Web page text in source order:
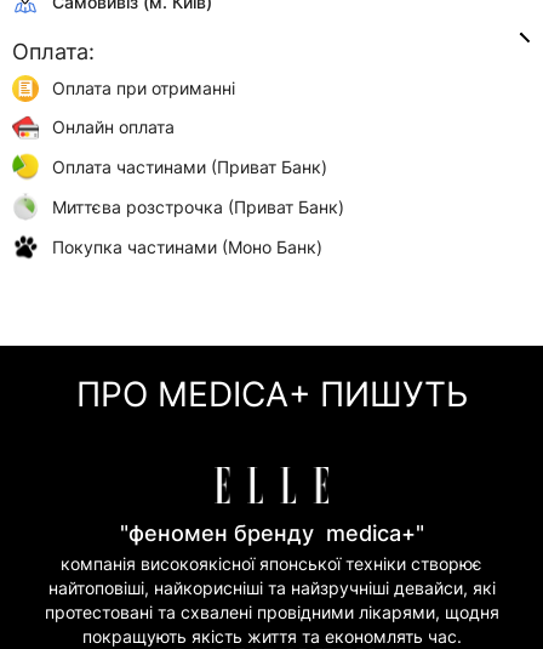
Оплата:
Оплата при отриманні
Онлайн оплата
Оплата частинами (Приват Банк)
Миттєва розстрочка (Приват Банк)
Покупка частинами (Моно Банк)
ПРО MEDICA+ ПИШУТЬ
"феномен бренду medica+"
компанія високоякісної японської техніки створює
найтоповіші, найкорисніші та найзручніші девайси, які
протестовані та схвалені провідними лікарями, щодня
покращують якість життя та економлять час.